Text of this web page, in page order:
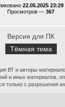
22.05.2025 23:29
Просмотров — 367
Версия для ПК
Тёмная тема
ВТ и авторы
и иных материалов,
только с разрешения